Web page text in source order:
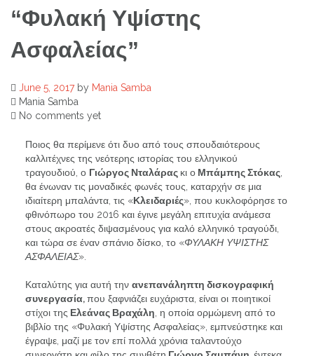
“Φυλακή Υψίστης
Ασφαλείας”
June 5, 2017by Mania Samba
Mania Samba
No comments yet
Ποιος θα περίμενε ότι δυο από τους σπουδαιότερους
καλλιτέχνες της νεότερης ιστορίας του ελληνικού
τραγουδιού, ο Γιώργος Νταλάρας κι ο Μπάμπης Στόκας,
θα ένωναν τις μοναδικές φωνές τους, καταρχήν σε μια
ιδιαίτερη μπαλάντα, τις «Κλειδαριές», που κυκλοφόρησε το
φθινόπωρο του 2016 και έγινε μεγάλη επιτυχία ανάμεσα
στους ακροατές διψασμένους για καλό ελληνικό τραγούδι,
και τώρα σε έναν σπάνιο δίσκο, το «ΦΥΛΑΚΗ ΥΨΙΣΤΗΣ
ΑΣΦΑΛΕΙΑΣ».
Καταλύτης για αυτή την ανεπανάληπτη δισκογραφική
συνεργασία,που ξαφνιάζει ευχάριστα, είναι οι ποιητικοί
στίχοι της Ελεάνας Βραχάλη, η οποία ορμώμενη από το
βιβλίο της «Φυλακή Υψίστης Ασφαλείας», εμπνεύστηκε και
έγραψε, μαζί με τον επί πολλά χρόνια ταλαντούχο